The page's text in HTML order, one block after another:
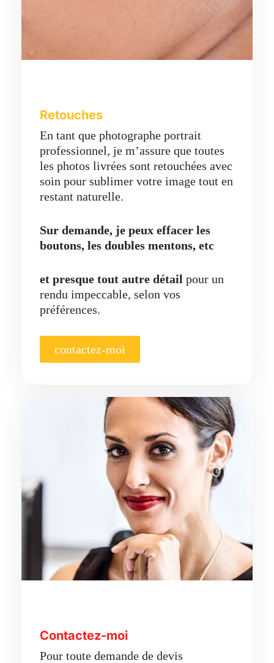
Retouches
En tant que photographe portrait
professionnel, je m’assure que toutes
les photos livrées sont retouchées avec
soin pour sublimer votre image tout en
restant naturelle.
Sur demande, je peux effacer les
boutons, les doubles mentons, etc
et presque tout autre détail pour un
rendu impeccable, selon vos
préférences.
contactez-moi
Contactez-moi
Pour toute demande de devis